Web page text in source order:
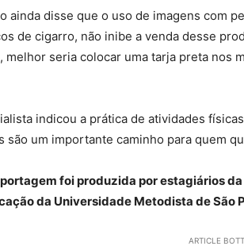
ainda disse que o uso de imagens com
de cigarro, não inibe a venda desse
melhor seria colocar uma tarja preta nos
indicou a prática de atividades
são um importante caminho para quem
foi produzida por estagiários
da Universidade Metodista de São
ARTICLE